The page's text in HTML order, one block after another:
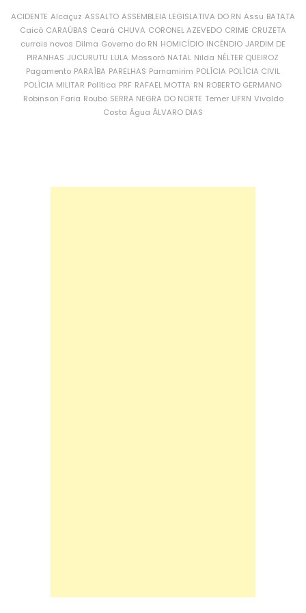
ACIDENTE Alcaçuz ASSALTO ASSEMBLEIA LEGISLATIVA DO RN Assu BATATA
Caicó CARAÚBAS Ceará CHUVA CORONEL AZEVEDO CRIME CRUZETA
currais novos Dilma Governo do RN HOMICÍDIO INCÊNDIO JARDIM DE
PIRANHAS JUCURUTU LULA Mossoró NATAL Nilda NÉLTER QUEIROZ
Pagamento PARAÍBA PARELHAS Parnamirim POLÍCIA POLÍCIA CIVIL
POLÍCIA MILITAR Política PRF RAFAEL MOTTA RN ROBERTO GERMANO
Robinson Faria Roubo SERRA NEGRA DO NORTE Temer UFRN Vivaldo
Costa Água ÁLVARO DIAS